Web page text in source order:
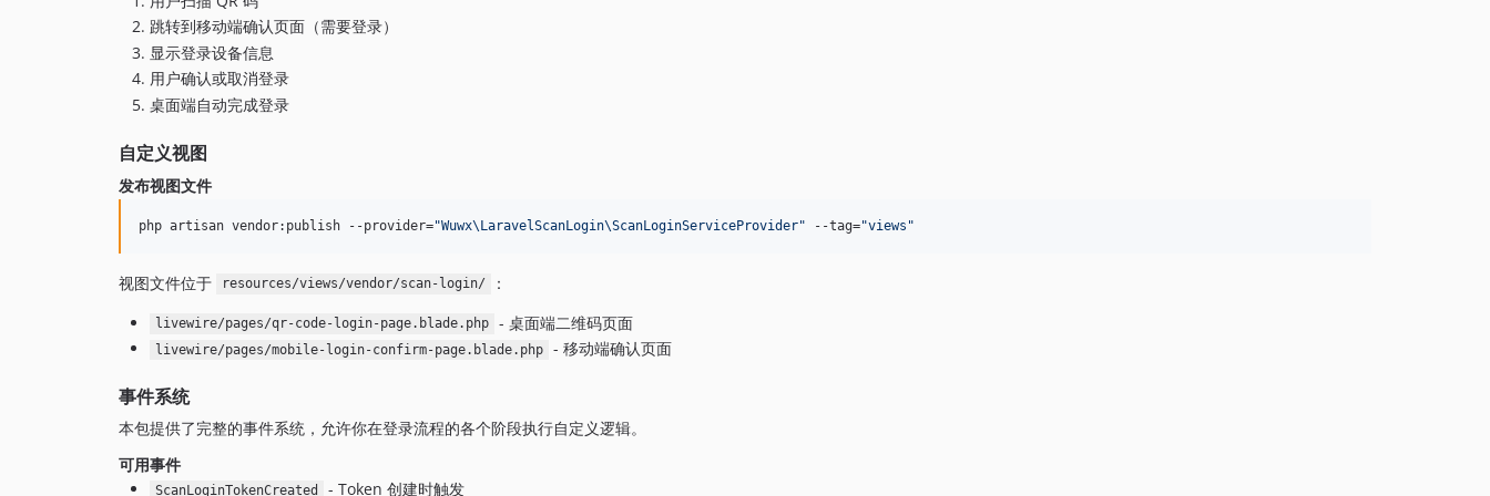
跳转到移动端确认页面（需要登录）
显示登录设备信息
用户确认或取消登录
桌面端自动完成登录
自定义视图
发布视图文件
php artisan vendor:publish --provider="Wuwx\LaravelScanLogin\ScanLoginServiceProvider" --tag="views "
视图文件位于 resources/views/vendor/scan-login/ ：
livewire/pages/qr-code-login-page.blade.php - 桌面端二维码页面
livewire/pages/mobile-login-confirm-page.blade.php - 移动端确认页面
事件系统
本包提供了完整的事件系统，允许你在登录流程的各个阶段执行自定义逻辑。
可用事件
ScanLoginTokenCreated - Token 创建时触发